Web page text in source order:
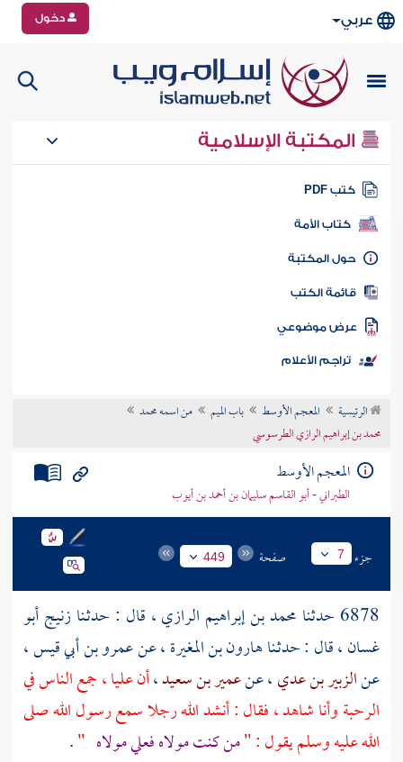
عربي دخول
المكتبة الإسلامية
كتب PDF
كتاب الأمة
المكتبة
الكتب
موضوعي
تراجم الأعلام
الرئيسية المعجم الأوسط باب الميم
من اسمه محمد
محمد بن إبراهيم الرازي الطرسوسي
المعجم الأوسط
الطبراني - أبو القاسم سليمان بن أحمد بن أيوب
جزء 7 صفحة 449
6878 حدثنا محمد بن إبراهيم الرازي، قال : حدثـنازنيج أبو
غسان، قال : حدثـناهارون بن المغيرة، عنعمرو بن أبي قيس،
عنالزبير بن عدي، عنعمير بن سعيد،أنعليا، جمع الناس في
الرحبة وأنا شاهد ، فقال : أنشد الله رجلا سمع رسول الله صلى
الله عليه وسلم يقول : "من كنت مولاه فعلي مولاه "
.